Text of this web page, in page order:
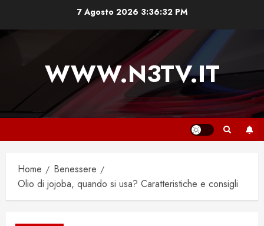
7 Agosto 2026 3:36:32 PM
WWW.N3TV.IT
Home
Benessere
Olio di jojoba, quando si usa? Caratteristiche e consigli